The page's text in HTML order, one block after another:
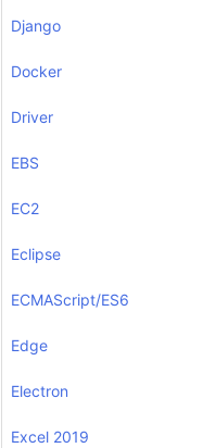
Django
Docker
Driver
EBS
EC2
Eclipse
ECMAScript/ES6
Edge
Electron
Excel 2019